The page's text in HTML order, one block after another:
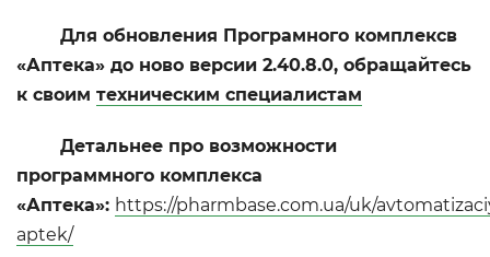
Для обновления Програмного комплексв
«Аптека» до ново версии 2.40.8.0, обращайтеcь
к своим техническим специалистам
Детальнее про возможности
программного комплекса
«Аптека»: https://pharmbase.com.ua/uk/
aptek/